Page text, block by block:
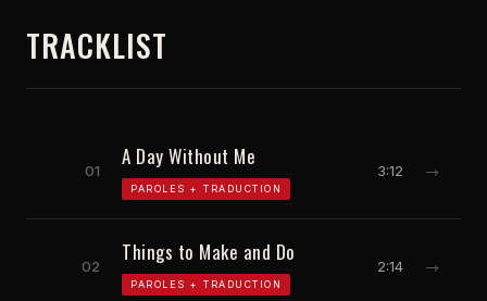
TRACKLIST
01
A Day Without Me
PAROLES + TRADUCTION
3:12 →
02
Things to Make and Do
PAROLES + TRADUCTION
2:14 →